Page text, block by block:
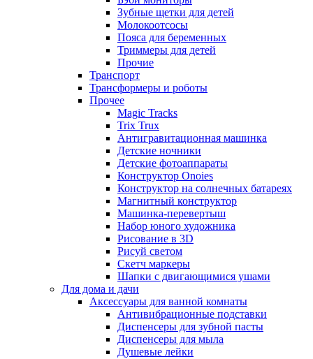
Зубные щетки для детей
Молокоотсосы
Пояса для беременных
Триммеры для детей
Прочие
Транспорт
Трансформеры и роботы
Прочее
Magic Tracks
Trix Trux
Антигравитационная машинка
Детские ночники
Детские фотоаппараты
Конструктор Onoies
Конструктор на солнечных батареях
Магнитный конструктор
Машинка-перевертыш
Набор юного художника
Рисование в 3D
Рисуй светом
Скетч маркеры
Шапки с двигающимися ушами
Для дома и дачи
Аксессуары для ванной комнаты
Антивибрационные подставки
Диспенсеры для зубной пасты
Диспенсеры для мыла
Душевые лейки